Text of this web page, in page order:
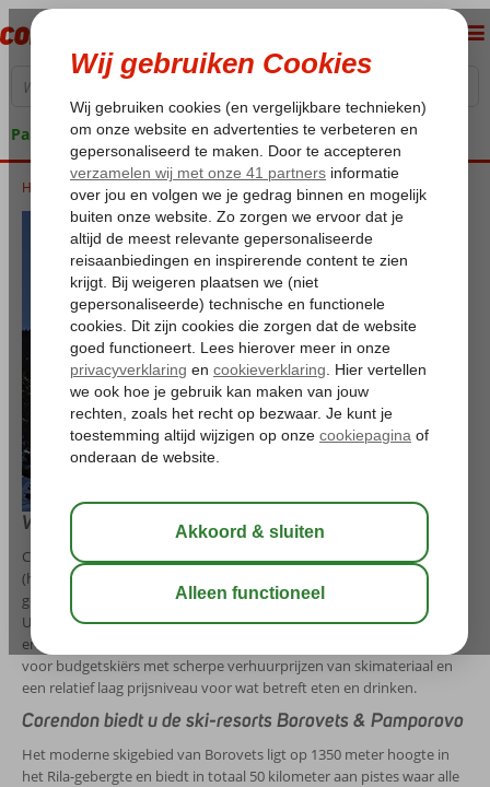
Pakketgarantie
Home Proefskiërs gezocht!
Wintersport in Bulgarije
Corendon heeft weer een nieuwe retro-bestemming voor u
(her)ontdekt. Vanaf seizoen 2015-2016 kunnen skiliefhebbers
genieten van 2 hotspot wintersportbestemmingen in Bulgarije.
Uiteraard bieden wij dit aan tegen supervoordelige prijzen! Voor u is
er extra voordeel, want Bulgarije is ook ter plaatse een waar feest
voor budgetskiërs met scherpe verhuurprijzen van skimateriaal en
een relatief laag prijsniveau voor wat betreft eten en drinken.
Corendon biedt u de ski-resorts Borovets & Pamporovo
Het moderne skigebied van Borovets ligt op 1350 meter hoogte in
het Rila-gebergte en biedt in totaal 50 kilometer aan pistes waar alle